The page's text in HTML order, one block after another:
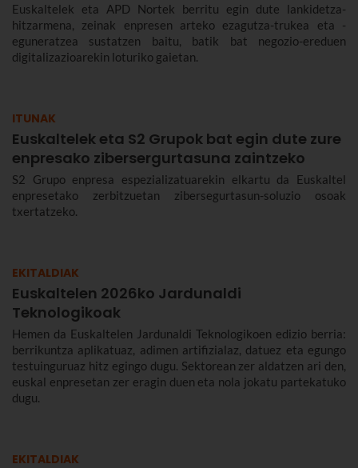
Euskaltelek eta APD Nortek berritu egin dute lankidetza-
hitzarmena, zeinak enpresen arteko ezagutza-trukea eta -
eguneratzea sustatzen baitu, batik bat negozio-ereduen
digitalizazioarekin loturiko gaietan.
ITUNAK
Euskaltelek eta S2 Grupok bat egin dute zure
enpresako zibersergurtasuna zaintzeko
S2 Grupo enpresa espezializatuarekin elkartu da Euskaltel
enpresetako zerbitzuetan zibersegurtasun-soluzio osoak
txertatzeko.
EKITALDIAK
Euskaltelen 2026ko Jardunaldi
Teknologikoak
Hemen da Euskaltelen Jardunaldi Teknologikoen edizio berria:
berrikuntza aplikatuaz, adimen artifizialaz, datuez eta egungo
testuinguruaz hitz egingo dugu. Sektorean zer aldatzen ari den,
euskal enpresetan zer eragin duen eta nola jokatu partekatuko
dugu.
EKITALDIAK